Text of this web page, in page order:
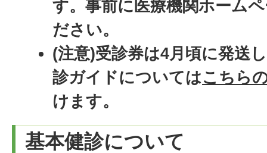
す。事前に医療機関ホーム
ださい。
(注意)受診券は4月頃に発送
診ガイドについてはこちら
けます。
基本健診について